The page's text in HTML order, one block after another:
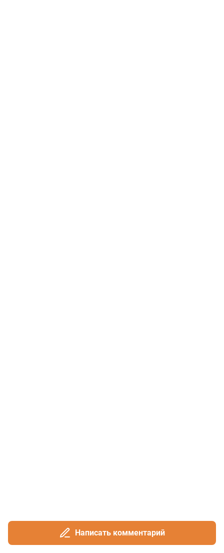
Написать комментарий